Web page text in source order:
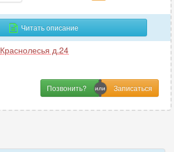
Читать описание
Краснолесья д.24
Позвонить?